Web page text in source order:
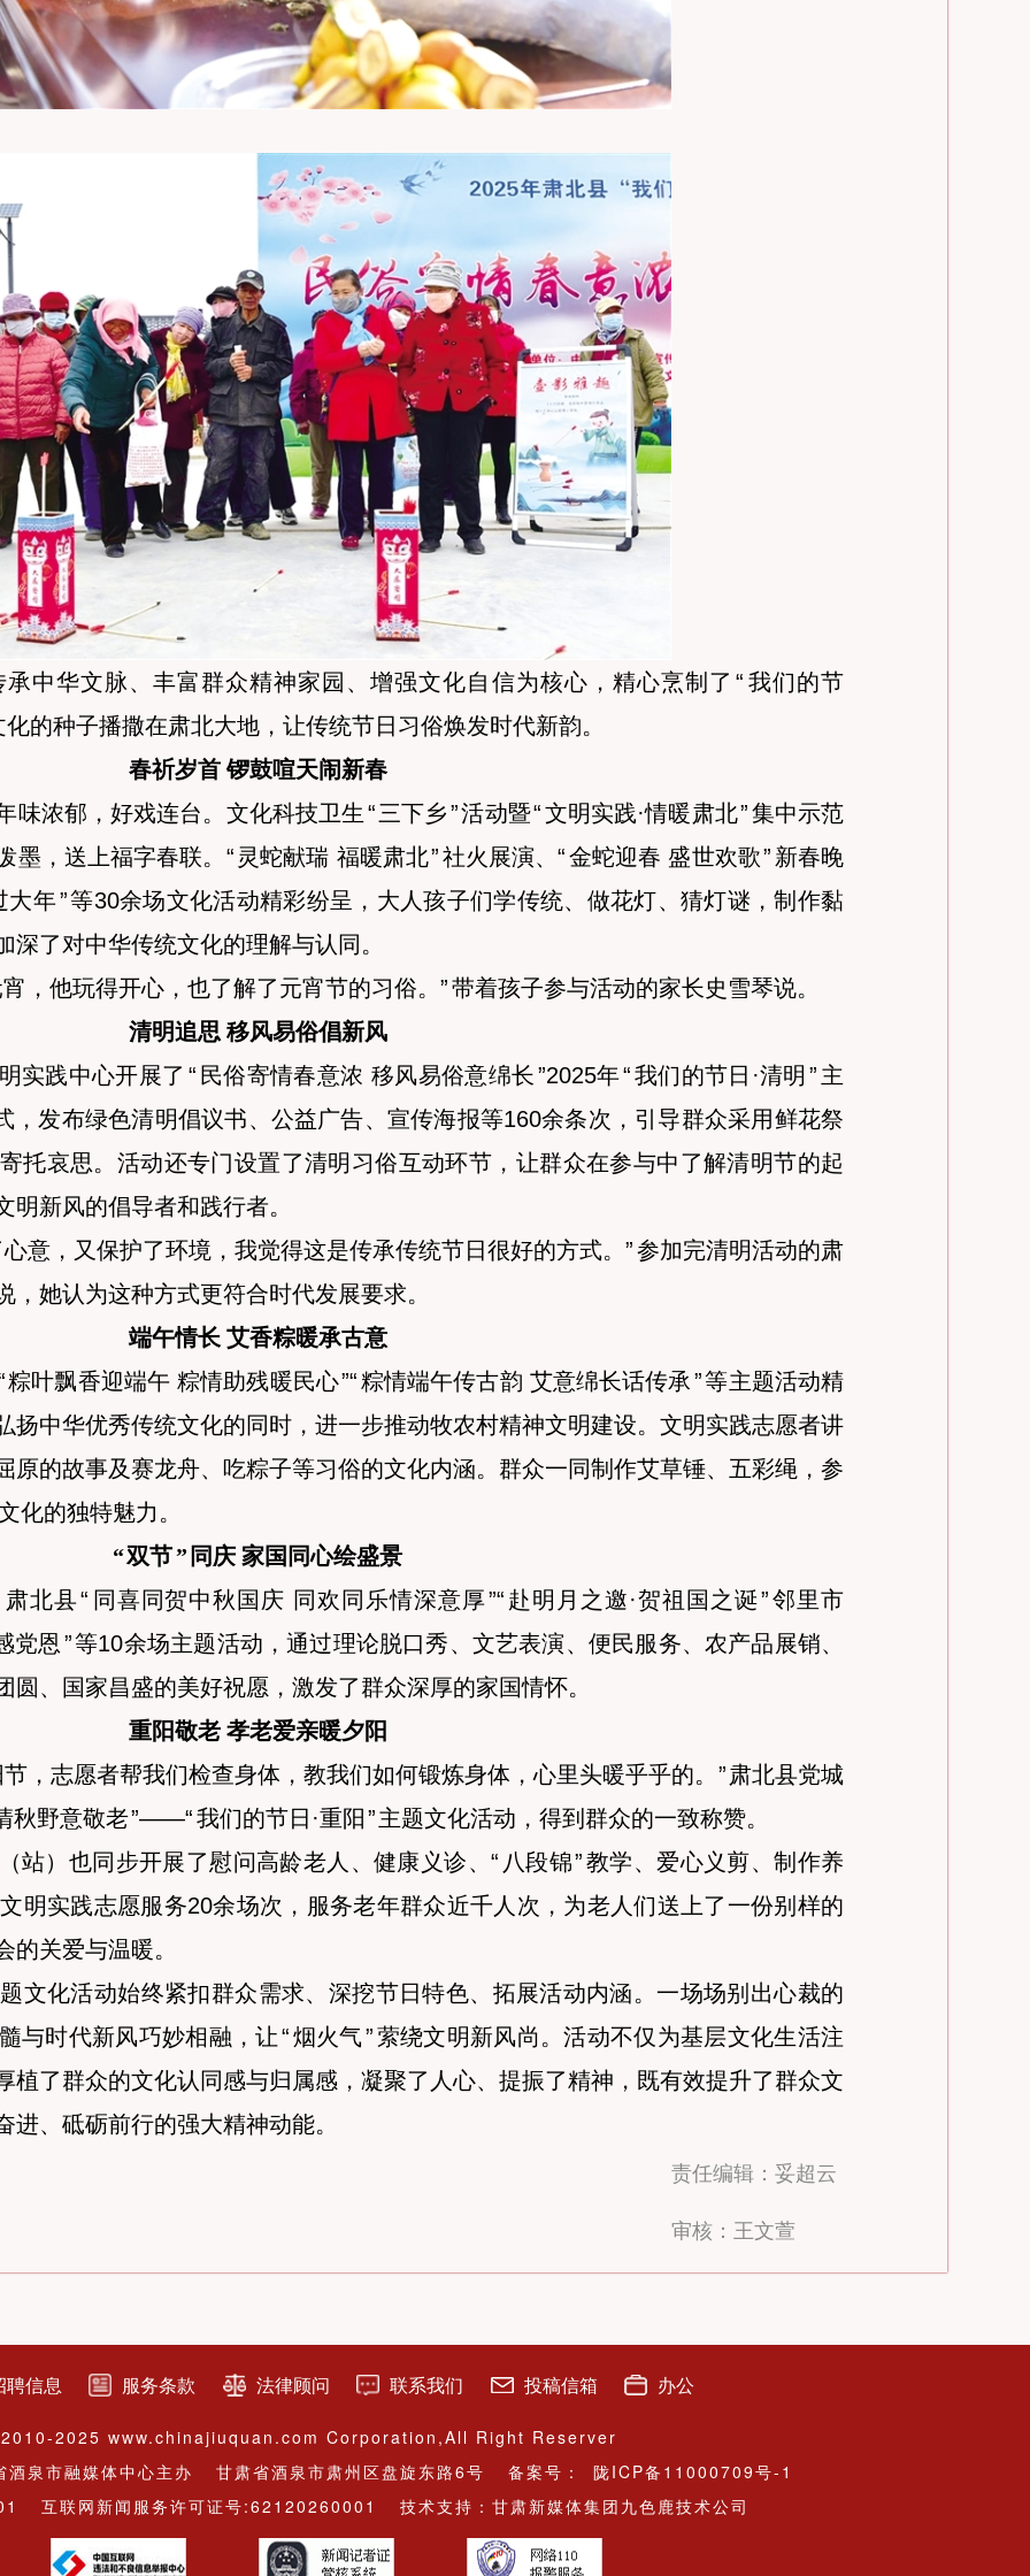
中华文脉、丰富群众精神家园、增强文化自信为核心，精心烹制了 “ 我们的节
的种子播撒在肃北大地，让传统节日习俗焕发时代新韵。
春祈岁首 锣鼓喧天闹新春
味浓郁，好戏连台。文化科技卫生 “三下乡”活动暨“文明实践·情暖肃北”集中示范
墨，送上福字春联。 “ 灵蛇献瑞 福暖肃北”社火展演、“金蛇迎春 盛世欢歌” 新春晚
大年”等30余场文化活动精彩纷呈，大人孩子们学传统、做花灯、猜灯谜，制作黏
了对中华传统文化的理解与认同。
，他玩得开心，也了解了元宵节的习俗。”带着孩子参与活动的家长史雪琴说。
清明追思 移风易俗倡新风
实践中心开展了 “ 民俗寄情春意浓 移风易俗意绵长”2025年“我们的节日·清明 ” 主
，发布绿色清明倡议书、公益广告、宣传海报等160余条次，引导群众采用鲜花祭
托哀思。活动还专门设置了清明习俗互动环节，让群众在参与中了解清明节的起
新风的倡导者和践行者。
意，又保护了环境，我觉得这是传承传统节日很好的方式。”参加完清明活动的肃
她认为这种方式更符合时代发展要求。
端午情长 艾香粽暖承古意
粽叶飘香迎端午 粽情助残暖民心”“粽情端午传古韵 艾意绵长话传承”等主题活动精
扬中华优秀传统文化的同时，进一步推动牧农村精神文明建设。文明实践志愿者讲
原的故事及赛龙舟、吃粽子等习俗的文化内涵。群众一同制作艾草锤、五彩绳，参
化的独特魅力。
“双节” 同庆 家国同心绘盛景
北县“ 同喜同贺中秋国庆 同欢同乐情深意厚”“ 赴明月之邀·贺祖国之诞”邻里市
党恩 ”等10余场主题活动，通过理论脱口秀、文艺表演、便民服务、农产品展销、
、国家昌盛的美好祝愿，激发了群众深厚的家国情怀。
重阳敬老 孝老爱亲暖夕阳
，志愿者帮我们检查身体，教我们如何锻炼身体，心里头暖乎乎的。 ”肃北县党城
秋野意敬老”——“我们的节日·重阳 ”主题文化活动，得到群众的一致称赞。
站）也同步开展了慰问高龄老人、健康义诊、 “ 八段锦”教学、爱心义剪、制作养
明实践志愿服务20余场次，服务老年群众近千人次，为老人们送上了一份别样的
关爱与温暖。
文化活动始终紧扣群众需求、深挖节日特色、拓展活动内涵。一场场别出心裁的
与时代新风巧妙相融，让“烟火气”萦绕文明新风尚。活动不仅为基层文化生活注
植了群众的文化认同感与归属感，凝聚了人心、提振了精神，既有效提升了群众文
、砥砺前行的强大精神动能。
责任编辑：妥超云
审核：王文萱
聘信息 服务条款 法律顾问 联系我们 投稿信箱 办公
2025 www.chinajiuquan.com Corporation,All Right Reserver
酒泉市融媒体中心主办
甘肃省酒泉市肃州区盘旋东路6号 备案号：
陇ICP备11000709号-1
互联网新闻服务许可证号:62120260001 技术支持：甘肃新媒体集团九色鹿技术公司